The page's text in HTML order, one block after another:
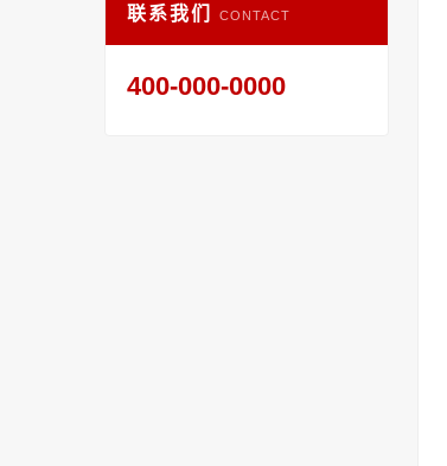
联系我们 CONTACT
400-000-0000